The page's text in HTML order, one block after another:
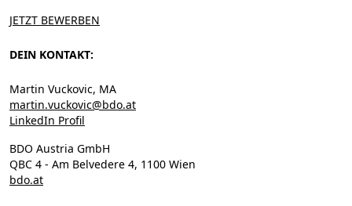
JETZT BEWERBEN
DEIN KONTAKT:
Martin Vuckovic, MA
martin.vuckovic@bdo.at
LinkedIn Profil
BDO Austria GmbH
QBC 4 - Am Belvedere 4, 1100 Wien
bdo.at